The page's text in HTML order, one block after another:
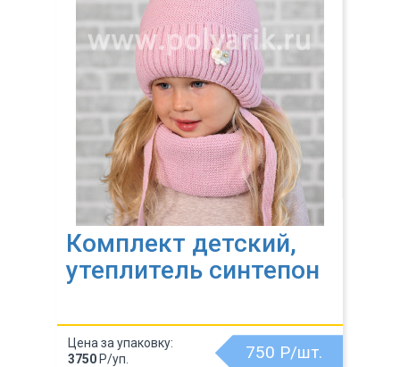
Комплект детский,
утеплитель синтепон
750 Р/шт.
Цена за упаковку:
3750 Р/уп.